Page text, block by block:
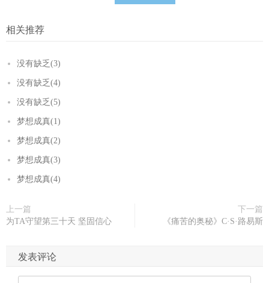
相关推荐
没有缺乏(3)
没有缺乏(4)
没有缺乏(5)
梦想成真(1)
梦想成真(2)
梦想成真(3)
梦想成真(4)
上一篇
为TA守望第三十天 坚固信心
下一篇
《痛苦的奥秘》C·S·路易斯
发表评论